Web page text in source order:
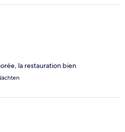
la restauration bien